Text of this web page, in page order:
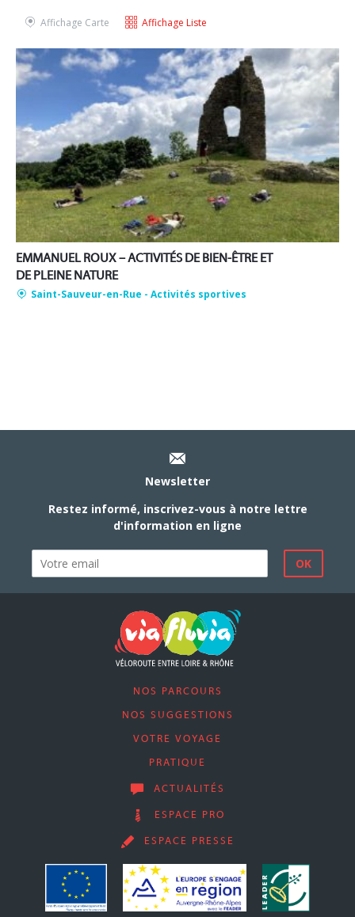
Affichage Carte Affichage Liste
EMMANUEL ROUX – ACTIVITÉS DE BIEN-ÊTRE ET
DE PLEINE NATURE
Saint-Sauveur-en-Rue - Activités sportives
Newsletter
Restez informé, inscrivez-vous à notre lettre
d'information en ligne
NOS PARCOURS
NOS SUGGESTIONS
VOTRE VOYAGE
PRATIQUE
ACTUALITÉS
ESPACE PRO
ESPACE PRESSE